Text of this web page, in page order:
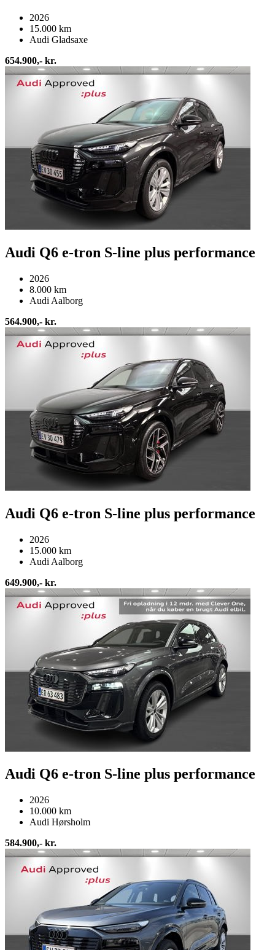
2026
15.000 km
Audi Gladsaxe
654.900,- kr.
Audi Q6 e-tron S-line plus performance
2026
8.000 km
Audi Aalborg
564.900,- kr.
Audi Q6 e-tron S-line plus performance
2026
15.000 km
Audi Aalborg
649.900,- kr.
Audi Q6 e-tron S-line plus performance
2026
10.000 km
Audi Hørsholm
584.900,- kr.